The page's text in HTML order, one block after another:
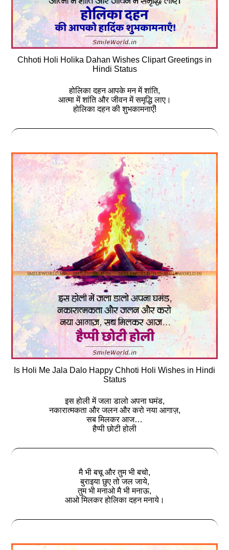
Chhoti Holi Holika Dahan Wishes Clipart Greetings in
Hindi Status
होलिका दहन आपके मन में शांति,
आत्मा में शांति और जीवन में समृद्धि लाए।
होलिका दहन की शुभकामनाएँ!
Is Holi Me Jala Dalo Happy Chhoti Holi Wishes in Hindi
Status
इस होली में जला डालो अपना घमंड,
नकारात्मकता और जलन और करो नया आगाज़,
सब मिलकर आज…
हैप्‍पी छोटी होली
मै भी बचू और तुम भी बचो,
बुराइया छुए तो जल जाये,
तुम भी मनाओ मै भी मनाऊ,
आओ मिलकर होलिका दहन मनाये।